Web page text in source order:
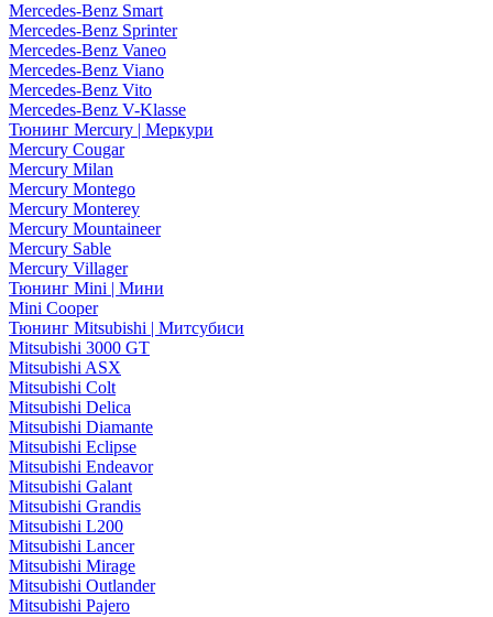
Mercedes-Benz Smart
Mercedes-Benz Sprinter
Mercedes-Benz Vaneo
Mercedes-Benz Viano
Mercedes-Benz Vito
Mercedes-Benz V-Klasse
Тюнинг Mercury | Меркури
Mercury Cougar
Mercury Milan
Mercury Montego
Mercury Monterey
Mercury Mountaineer
Mercury Sable
Mercury Villager
Тюнинг Mini | Мини
Mini Cooper
Тюнинг Mitsubishi | Митсубиси
Mitsubishi 3000 GT
Mitsubishi ASX
Mitsubishi Colt
Mitsubishi Delica
Mitsubishi Diamante
Mitsubishi Eclipse
Mitsubishi Endeavor
Mitsubishi Galant
Mitsubishi Grandis
Mitsubishi L200
Mitsubishi Lancer
Mitsubishi Mirage
Mitsubishi Outlander
Mitsubishi Pajero